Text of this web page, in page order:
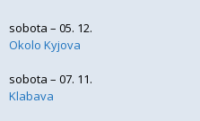
sobota – 05. 12.
Okolo Kyjova
sobota – 07. 11.
Klabava